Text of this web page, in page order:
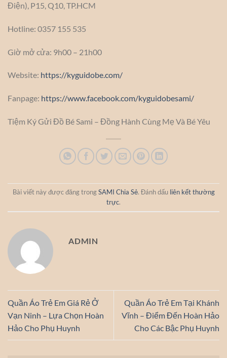
Điện), P15, Q10, TP.HCM
Hotline: 0357 155 535
Giờ mở cửa: 9h00 – 21h00
Website: https://kyguidobe.com/
Fanpage: https://www.facebook.com/kyguidobesami/
Tiệm Ký Gửi Đồ Bé Sami – Đồng Hành Cùng Mẹ Và Bé Yêu
Bài viết này được đăng trongSAMI Chia Sẻ. Đánh dấu liên kết thường
trực.
ADMIN
Quần Áo Trẻ Em Giá Rẻ Ở
Vạn Ninh – Lựa Chọn Hoàn
Hảo Cho Phụ Huynh
Quần Áo Trẻ Em Tại Khánh
Vĩnh – Điểm Đến Hoàn Hảo
Cho Các Bậc Phụ Huynh